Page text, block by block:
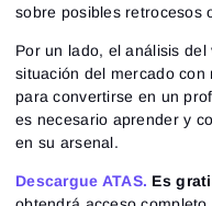
sobre posibles retrocesos
Por un lado, el análisis
situación del mercado
para convertirse en un
es necesario aprender y
en su arsenal.
Descargue ATAS. Es